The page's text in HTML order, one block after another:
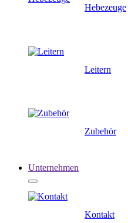
Hebezeuge
Leitern
Zubehör
Unternehmen
Kontakt